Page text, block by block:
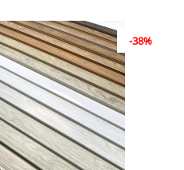
-38%